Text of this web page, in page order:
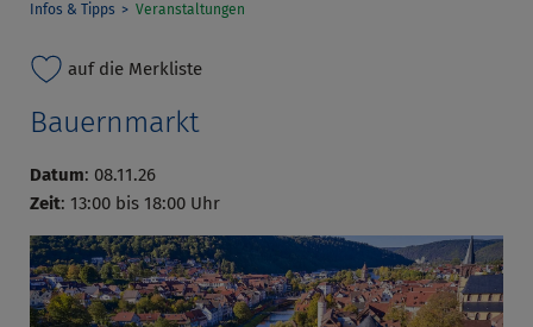
Infos & Tipps Veranstaltungen
auf die Merkliste
Bauernmarkt
Datum: 08.11.26
Zeit: 13:00 bis 18:00 Uhr